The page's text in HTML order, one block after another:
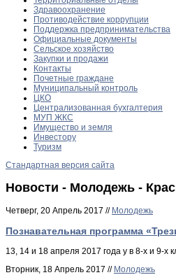
Здравоохранение
Противодействие коррупции
Поддержка предпринимательства
Официальные документы
Сельское хозяйство
Закупки и продажи
Контакты
Почетные граждане
Муниципальный контроль
ЦКО
Централизованная бухгалтерия
МУП ЖКС
Имущество и земля
Инвестору
Туризм
Стандартная версия сайта
Новости - Молодежь -
Четверг, 20 Апрель 2017 // Молодежь
Познавательная программа
13, 14 и 18 апреля 2017 года у в 8-х и 9-х
Вторник, 18 Апрель 2017 // Молодежь